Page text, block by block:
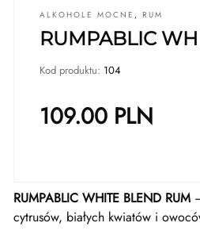
ALKOHOLE MOCNE , RUM
RUMPABLIC
Kod produktu: 104
109.00 PLN
RUMPABLIC WHITE BLEND RUM
cytrusów, białych kwiatów i